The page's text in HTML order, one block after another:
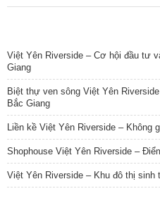
Việt Yên Riverside – Cơ hội đầu tư
Giang
Biệt thự ven sông Việt Yên
Bắc Giang
Liền kề Việt Yên Riverside – Không
Shophouse Việt Yên Riverside –
Việt Yên Riverside – Khu đô thị